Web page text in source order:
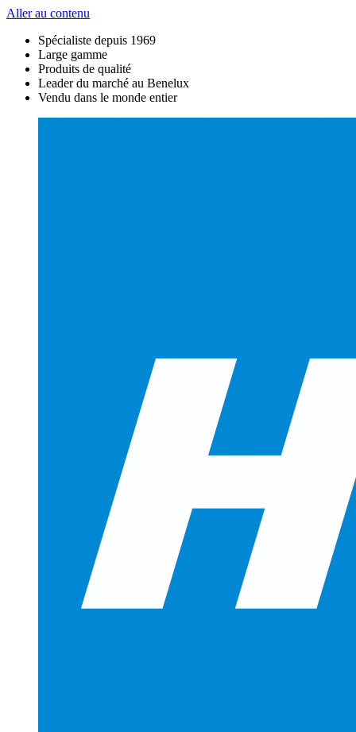
Aller au contenu
Spécialiste depuis 1969
Large gamme
Produits de qualité
Leader du marché au Benelux
Vendu dans le monde entier